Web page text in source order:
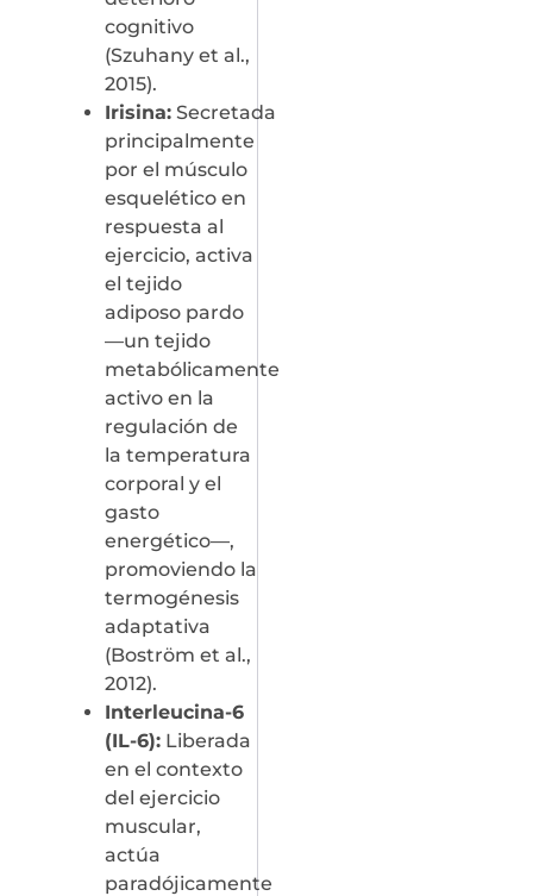
cognitivo
(Szuhany et al.,
2015).
Irisina:Secretada
principalmente
por el músculo
esquelético en
respuesta al
ejercicio, activa
el tejido
adiposo pardo
—un tejido
metabólicamente
activo en la
regulación de
la temperatura
corporal y el
gasto
energético—,
promoviendo la
termogénesis
adaptativa
(Boström et al.,
2012).
Interleucina-6
(IL-6):Liberada
en el contexto
del ejercicio
muscular,
actúa
paradójicamente